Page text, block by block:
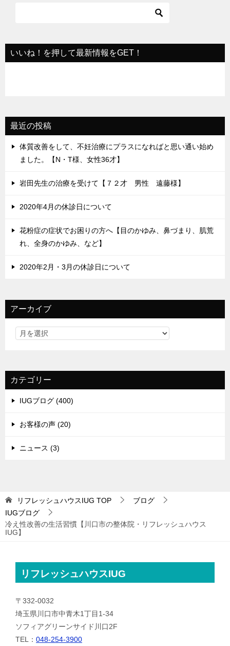
ョ
ン
いいね！を押して最新情報をGET！
最近の投稿
体質改善をして、不妊治療にプラスになればと思い通い始め
ました。【N・T様、女性36才】
岩田先生の治療を受けて【７２才 男性 遠藤様】
2020年4月の休診日について
花粉症の症状でお困りの方へ【目のかゆみ、鼻づまり、肌荒
れ、全身のかゆみ、など】
2020年2月・3月の休診日について
アーカイブ
カテゴリー
IUGブログ (400)
お客様の声 (20)
ニュース (3)
リフレッシュハウスIUG TOP
ブログ
IUGブログ
冷え性改善の生活習慣【川口市の整体院・リフレッシュハウス
IUG】
リフレッシュハウスIUG
〒332-0032
埼玉県川口市中青木1丁目1-34
ソフィアグリーンサイド川口2F
TEL： 048-254-3900